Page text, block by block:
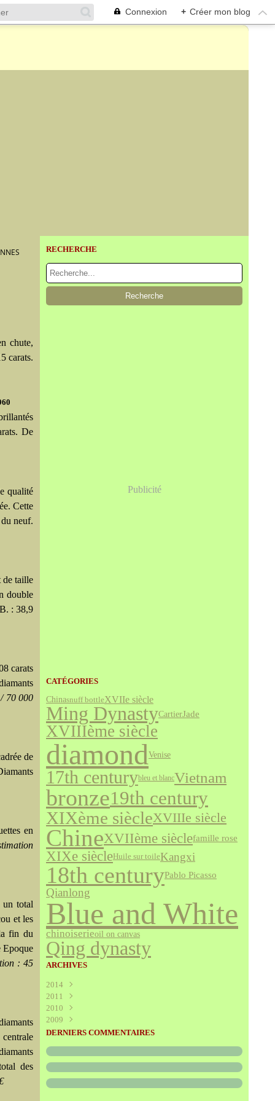
Connexion + Créer mon blog
chute,
carats.
De
qualité
Cette
neuf.
de taille
double
: 38,9
carats
70 000
de
en
un total
et les
fin du
Epoque
: 45
des
RECHERCHE
Publicité
CATÉGORIES
Chinasnuff bottleXVIIe siècle
Ming DynastyCartierJade
XVIIIème siècle
diamondVenise
17th centurybleu et blancVietnam
bronze19th century
XIXème siècleXVIIIe siècle
ChineXVIIème sièclefamille rose
XIXe siècleHuile sur toileKangxi
18th centuryPablo Picasso
Qianlong
Blue and White
chinoiserieoil on canvas
Qing dynasty
ARCHIVES
2014
Août
2011
Juillet
Juin
Mai(340)
Mars(227)
Janvier(289)
2010
Décembre
Novembre(595)
Septembre(272)
Juillet(325)
Juin(466)
2009
Décembre(208)
Octobre(227)
Août(273)
Juillet(316)
DERNIERS COMMENTAIRES